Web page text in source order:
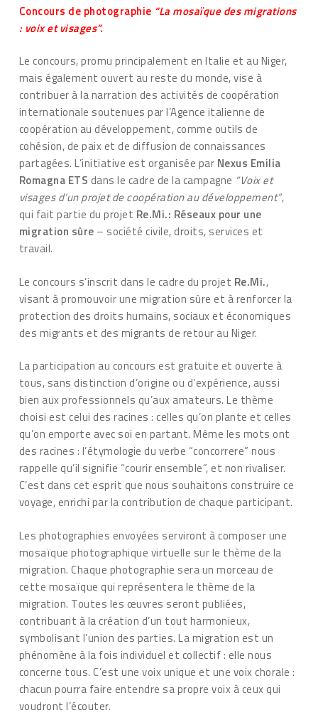
Concours de photographie “La mosaïque des migrations
: voix et visages”.
Le concours, promu principalement en Italie et au Niger,
mais également ouvert au reste du monde, vise à
contribuer à la narration des activités de coopération
internationale soutenues par l’Agence italienne de
coopération au développement, comme outils de
cohésion, de paix et de diffusion de connaissances
partagées. L’initiative est organisée par Nexus Emilia
Romagna ETS dans le cadre de la campagne “Voix et
visages d’un projet de coopération au développement”,
qui fait partie du projet Re.Mi.: Réseaux pour une
migration sûre – société civile, droits, services et
travail.
Le concours s’inscrit dans le cadre du projet Re.Mi.,
visant à promouvoir une migration sûre et à renforcer la
protection des droits humains, sociaux et économiques
des migrants et des migrants de retour au Niger.
La participation au concours est gratuite et ouverte à
tous, sans distinction d’origine ou d’expérience, aussi
bien aux professionnels qu’aux amateurs. Le thème
choisi est celui des racines : celles qu’on plante et celles
qu’on emporte avec soi en partant. Même les mots ont
des racines : l’étymologie du verbe “concorrere” nous
rappelle qu’il signifie “courir ensemble”, et non rivaliser.
C’est dans cet esprit que nous souhaitons construire ce
voyage, enrichi par la contribution de chaque participant.
Les photographies envoyées serviront à composer une
mosaïque photographique virtuelle sur le thème de la
migration. Chaque photographie sera un morceau de
cette mosaïque qui représentera le thème de la
migration. Toutes les œuvres seront publiées,
contribuant à la création d’un tout harmonieux,
symbolisant l’union des parties. La migration est un
phénomène à la fois individuel et collectif : elle nous
concerne tous. C’est une voix unique et une voix chorale :
chacun pourra faire entendre sa propre voix à ceux qui
voudront l’écouter.